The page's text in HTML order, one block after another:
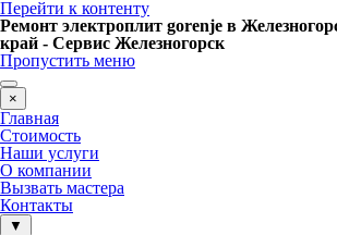
Перейти к контенту
Ремонт электроплит gorenje в
край - Сервис Железногорск
Пропустить меню
×
Главная
Стоимость
Наши услуги
О компании
Вызвать мастера
Контакты
▼